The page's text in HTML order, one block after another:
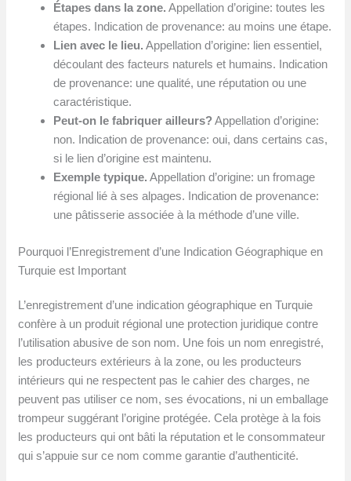
Étapes dans la zone. Appellation d’origine: toutes les
étapes. Indication de provenance: au moins une étape.
Lien avec le lieu. Appellation d’origine: lien essentiel,
découlant des facteurs naturels et humains. Indication
de provenance: une qualité, une réputation ou une
caractéristique.
Peut-on le fabriquer ailleurs?Appellation d’origine:
non. Indication de provenance: oui, dans certains cas,
si le lien d’origine est maintenu.
Exemple typique. Appellation d’origine: un fromage
régional lié à ses alpages. Indication de provenance:
une pâtisserie associée à la méthode d’une ville.
Pourquoi l’Enregistrement d’une Indication Géographique en
Turquie est Important
L’enregistrement d’une indication géographique en Turquie
confère à un produit régional une protection juridique contre
l’utilisation abusive de son nom. Une fois un nom enregistré,
les producteurs extérieurs à la zone, ou les producteurs
intérieurs qui ne respectent pas le cahier des charges, ne
peuvent pas utiliser ce nom, ses évocations, ni un emballage
trompeur suggérant l’origine protégée. Cela protège à la fois
les producteurs qui ont bâti la réputation et le consommateur
qui s’appuie sur ce nom comme garantie d’authenticité.